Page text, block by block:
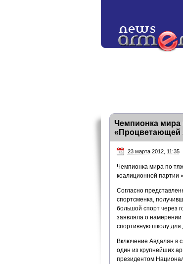
Чемпионка мира
«Процветающей
23 марта 2012, 11:35
Чемпионка мира по
коалиционной партии
Согласно
спортсменка,
большой спорт через
заявляла о намерении
спортивную школу для
Включение Авдалян в
один из крупнейших
президентом